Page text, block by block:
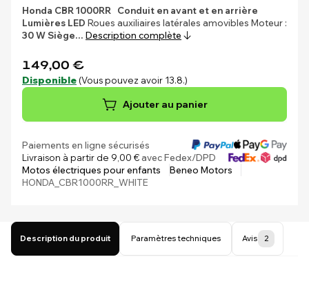
Honda CBR 1000RR
Conduit en avant et en arrière
Lumières LED Roues auxiliaires latérales amovibles Moteur :
30 WSiège… Description complète
149,00 €
Disponible (Vous pouvez avoir 13.8.)
Ajouter au panier
Paiements en ligne sécurisés
Livraison à partir de 9,00 €avec Fedex/DPD
Motos électriques pour enfants
Beneo Motors
HONDA_CBR1000RR_WHITE
Description du produit Paramètres techniques Avis 2